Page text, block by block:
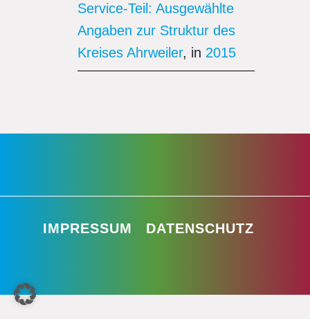
Service-Teil: Ausgewählte
Angaben zur Struktur des
Kreises Ahrweiler, in 2015
IMPRESSUM DATENSCHUTZ